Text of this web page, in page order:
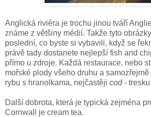
Anglická riviéra je trochu jinou tváří
známe z většiny médií. Takže tyto
poslední, co byste si vybavili, když se
právě tady dostanete nejlepší fish and
přímo u zdroje. Každá restaurace, nebo
mořské plody všeho druhu a
rybu s hranolkama, nejčastěji cod- tresku.
Další dobrota, která je typická zejména
Cornwall je cream tea.